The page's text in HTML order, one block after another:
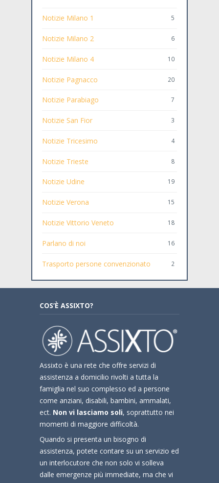
Notizie Milano 1 5
Notizie Milano 2 6
Notizie Milano 4 10
Notizie Pagnacco 20
Notizie Parabiago 7
Notizie San Fior 3
Notizie Tricesimo 4
Notizie Trieste 8
Notizie Udine 19
Notizie Verona 15
Notizie Vittorio Veneto 18
Parlano di noi 16
Trasporto persone convenzionato 2
COS’È ASSIXTO?
Assixto è una rete che offre servizi di
assistenza a domicilio rivolti a tutta la
famiglia nel suo complesso ed a persone
come anziani, disabili, bambini, ammalati,
ect. Non vi lasciamo soli, soprattutto nei
momenti di maggiore difficoltà.
Quando si presenta un bisogno di
assistenza, potete contare su un servizio ed
un interlocutore che non solo vi solleva
dalle emergenze più immediate, ma che vi